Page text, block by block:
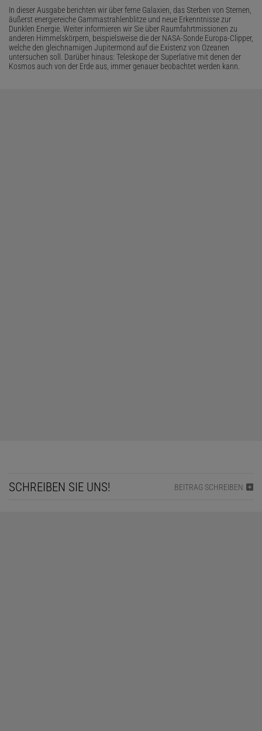
In dieser Ausgabe berichten wir über ferne Galaxien, das Sterben von Sternen,
äußerst energiereiche Gammastrahlenblitze und neue Erkenntnisse zur
Dunklen Energie. Weiter informieren wir Sie über Raumfahrtmissionen zu
anderen Himmelskörpern, beispielsweise die der NASA-Sonde Europa-Clipper,
welche den gleichnamigen Jupitermond auf die Existenz von Ozeanen
untersuchen soll. Darüber hinaus: Teleskope der Superlative mit denen der
Kosmos auch von der Erde aus, immer genauer beobachtet werden kann.
SCHREIBEN SIE UNS! BEITRAG SCHREIBEN